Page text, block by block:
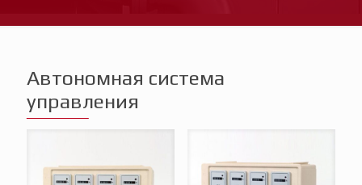
Автономная система
управления